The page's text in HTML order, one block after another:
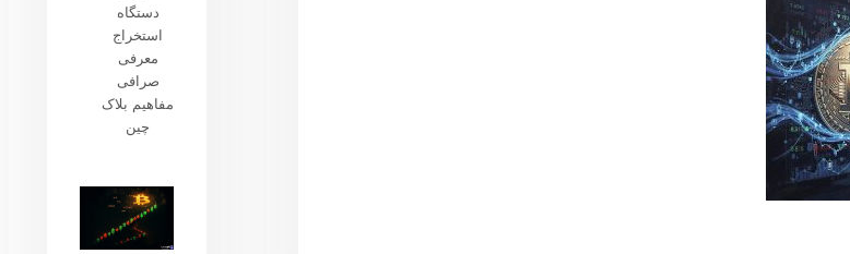
دستگاه
استخراج
معرفی
صرافی
مفاهیم بلاک
چین